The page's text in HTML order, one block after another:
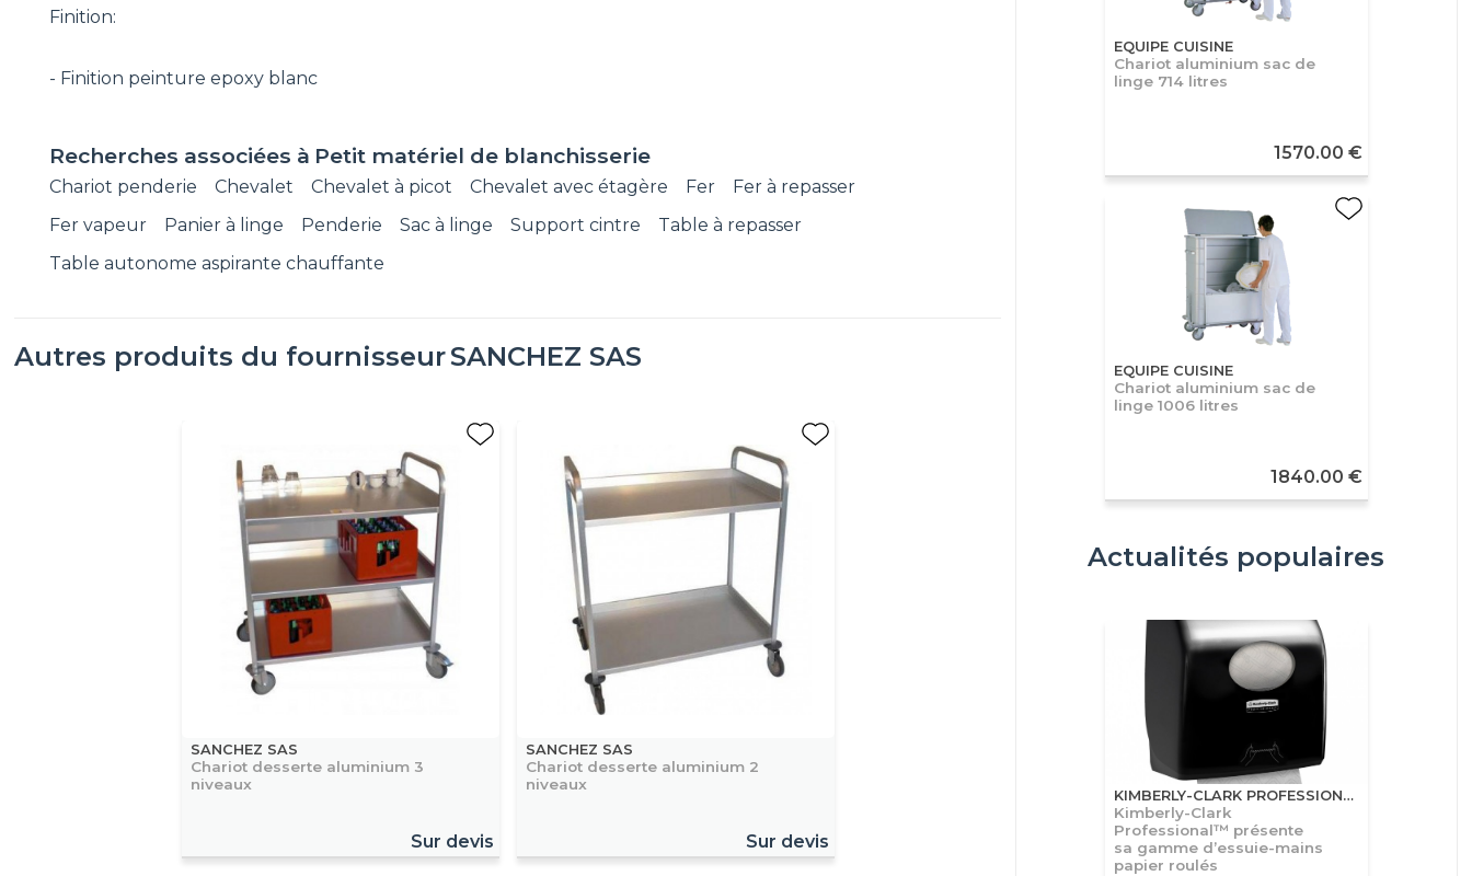
Finition:
- Finition peinture epoxy blanc
Recherches associées à Petit matériel de blanchisserie
Chariot penderie Chevalet Chevalet à picot Chevalet avec étagère Fer
Fer à repasser
Fer vapeur
Panier à linge Penderie Sac à linge Support cintre
Table à repasser
Table autonome aspirante chauffante
Autres produits du fournisseurSANCHEZ SAS
SANCHEZ SAS
Chariot desserte aluminium 3
niveaux
Sur devis
SANCHEZ SAS
Chariot desserte aluminium 2
niveaux
Sur devis
EQUIPE CUISINE
Chariot aluminium sac de
linge 714 litres
1570.00 €
EQUIPE CUISINE
Chariot aluminium sac de
linge 1006 litres
1840.00 €
Actualités populaires
KIMBERLY-CLARK PROFESSIONAL™
Kimberly-Clark
Professional™ présente
sa gamme d’essuie-mains
papier roulés